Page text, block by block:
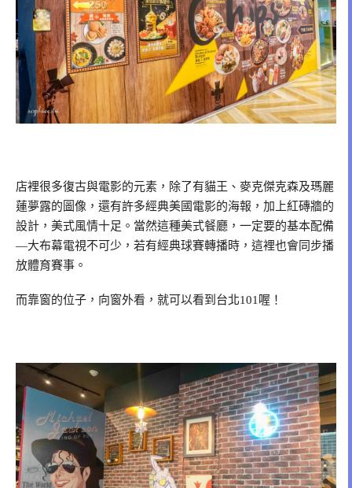
店裡很多復古與電影的元素，除了有貓王、麥克傑克森及瑪麗
蓮夢露的圖像，還有許多經典美國電影的海報，加上紅磚牆的
設計，美式風情十足。當然這種美式餐廳，一定要的基本配備
—大布幕電視不可少，若有經典球賽轉播時，這裡也會同步播
放體育賽事。
而靠窗的位子，向窗外看，就可以看到台北101喔！